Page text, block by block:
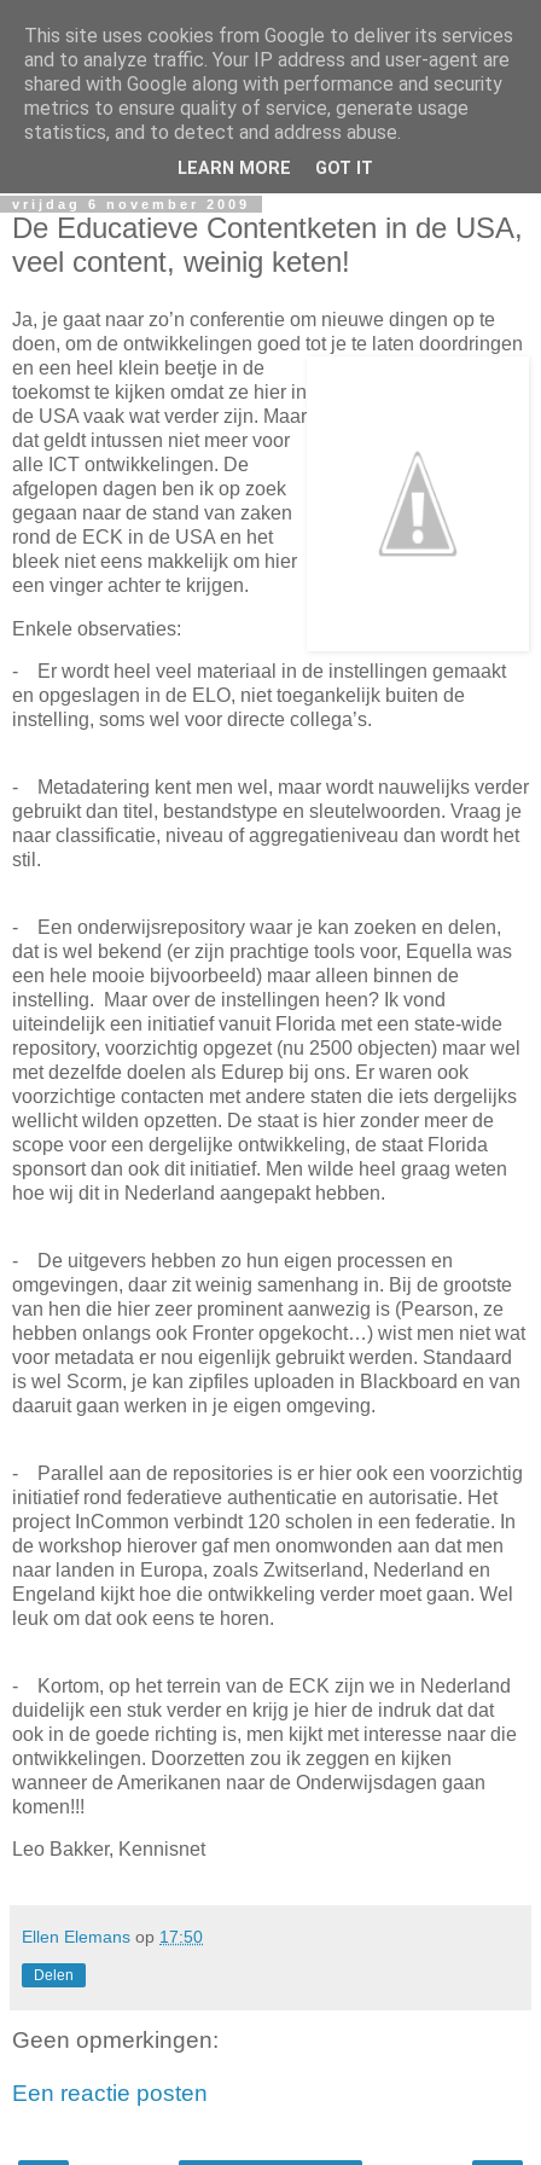
Denver
Weblog ten behoeve van de studiereis 2009 naar de
Educause in Denver, USA
vrijdag 6 november 2009
De Educatieve Contentketen in de USA,
veel content, weinig keten!
Ja, je gaat naar zo’n conferentie om nieuwe dingen op te
doen, om de ontwikkelingen goed tot je te laten doordringen
en een heel klein beetje in de
toekomst te kijken omdat ze hier in
de USA vaak wat verder zijn. Maar
dat geldt intussen niet meer voor
alle ICT ontwikkelingen. De
afgelopen dagen ben ik op zoek
gegaan naar de stand van zaken
rond de ECK in de USA en het
bleek niet eens makkelijk om hier
een vinger achter te krijgen.
Enkele observaties:
- Er wordt heel veel materiaal in de instellingen gemaakt
en opgeslagen in de ELO, niet toegankelijk buiten de
instelling, soms wel voor directe collega’s.
- Metadatering kent men wel, maar wordt nauwelijks verder
gebruikt dan titel, bestandstype en sleutelwoorden. Vraag je
naar classificatie, niveau of aggregatieniveau dan wordt het
stil.
- Een onderwijsrepository waar je kan zoeken en delen,
dat is wel bekend (er zijn prachtige tools voor, Equella was
een hele mooie bijvoorbeeld) maar alleen binnen de
instelling. Maar over de instellingen heen? Ik vond
uiteindelijk een initiatief vanuit Florida met een state-wide
repository, voorzichtig opgezet (nu 2500 objecten) maar wel
met dezelfde doelen als Edurep bij ons. Er waren ook
voorzichtige contacten met andere staten die iets dergelijks
wellicht wilden opzetten. De staat is hier zonder meer de
scope voor een dergelijke ontwikkeling, de staat Florida
sponsort dan ook dit initiatief. Men wilde heel graag weten
hoe wij dit in Nederland aangepakt hebben.
- De uitgevers hebben zo hun eigen processen en
omgevingen, daar zit weinig samenhang in. Bij de grootste
van hen die hier zeer prominent aanwezig is (Pearson, ze
hebben onlangs ook Fronter opgekocht…) wist men niet wat
voor metadata er nou eigenlijk gebruikt werden. Standaard
is wel Scorm, je kan zipfiles uploaden in Blackboard en van
daaruit gaan werken in je eigen omgeving.
- Parallel aan de repositories is er hier ook een voorzichtig
initiatief rond federatieve authenticatie en autorisatie. Het
project InCommon verbindt 120 scholen in een federatie. In
de workshop hierover gaf men onomwonden aan dat men
naar landen in Europa, zoals Zwitserland, Nederland en
Engeland kijkt hoe die ontwikkeling verder moet gaan. Wel
leuk om dat ook eens te horen.
- Kortom, op het terrein van de ECK zijn we in Nederland
duidelijk een stuk verder en krijg je hier de indruk dat dat
ook in de goede richting is, men kijkt met interesse naar die
ontwikkelingen. Doorzetten zou ik zeggen en kijken
wanneer de Amerikanen naar de Onderwijsdagen gaan
komen!!!
Leo Bakker, Kennisnet
Ellen Elemans op 17:50
Delen
Geen opmerkingen:
Een reactie posten
This site uses cookies from Google to deliver its services
and to analyze traffic. Your IP address and user-agent are
shared with Google along with performance and security
metrics to ensure quality of service, generate usage
statistics, and to detect and address abuse.
LEARN MORE GOT IT